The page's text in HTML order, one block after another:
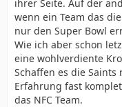
ihrer Seite. Auf der
wenn ein Team das
nur den Super Bowl
Wie ich aber schon
eine wohlverdiente
Schaffen es die
Erfahrung fast
das NFC Team.